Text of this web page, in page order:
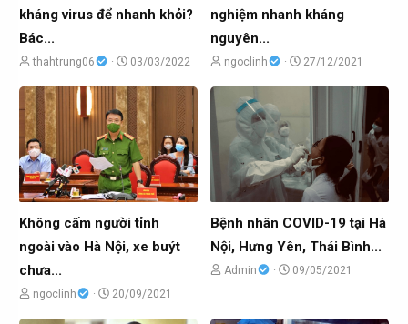
kháng virus để nhanh khỏi?
Bác...
C
ủ
đ
ề
t
ạ
o
b
ở
thahtrung06
N
à
y
g
ử
i
03/03/2022
nghiệm nhanh kháng
nguyên...
C
o
b
ở
ngoclinh
N
g
ử
i
27/12/2021
Không cấm người tỉnh
ngoài vào Hà Nội, xe buýt
chưa...
C
h
ngoclinh
N
g
20/09/2021
Bệnh nhân COVID-19 tại Hà
Nội, Hưng Yên, Thái Bình...
C
Admin
N
09/05/2021